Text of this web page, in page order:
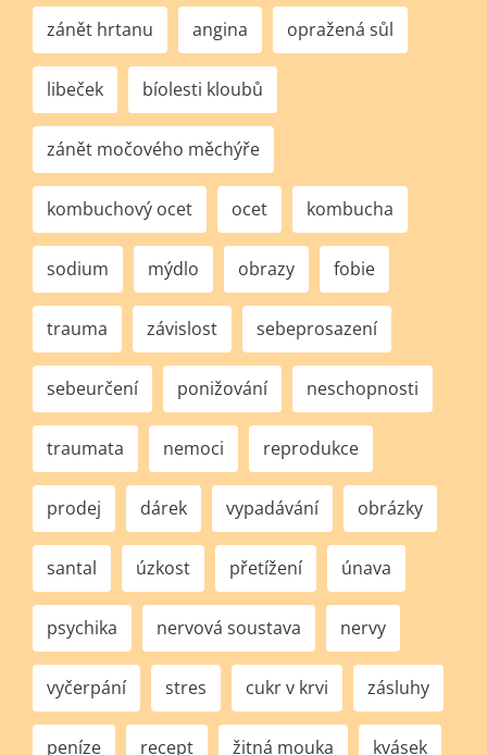
zánět hrtanu angina opražená sůl
libeček bíolesti kloubů
zánět močového měchýře
kombuchový ocet ocet kombucha
sodium mýdlo obrazy fobie
trauma závislost sebeprosazení
sebeurčení ponižování neschopnosti
traumata nemoci reprodukce
prodej dárek vypadávání obrázky
santal úzkost přetížení únava
psychika nervová soustava nervy
vyčerpání stres cukr v krvi zásluhy
peníze recept žitná mouka kvásek